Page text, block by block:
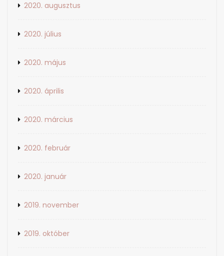
2020. augusztus
2020. július
2020. május
2020. április
2020. március
2020. február
2020. január
2019. november
2019. október